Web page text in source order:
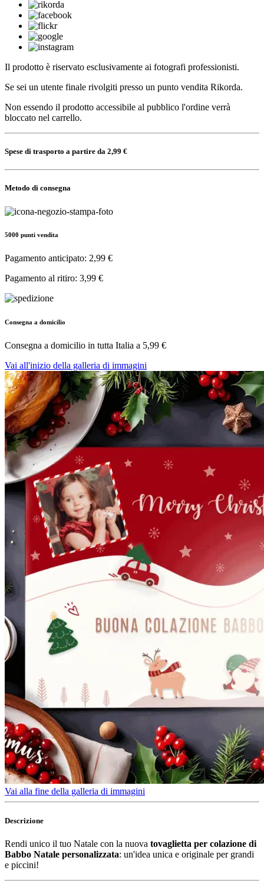
Il prodotto è riservato esclusivamente ai fotografi professionisti.
Se sei un utente finale rivolgiti presso un punto vendita Rikorda.
Non essendo il prodotto accessibile al pubblico l'ordine verrà
bloccato nel carrello.
Spese di trasporto a partire da 2,99 €
Metodo di consegna
5000 punti vendita
Pagamento anticipato: 2,99 €
Pagamento al ritiro: 3,99 €
Consegna a domicilio
Consegna a domicilio in tutta Italia a 5,99 €
Vai all'inizio della galleria di immagini
Vai alla fine della galleria di immagini
Descrizione
Rendi unico il tuo Natale con la nuova tovaglietta per colazione di
Babbo Natale personalizzata: un'idea unica e originale per grandi
e piccini!